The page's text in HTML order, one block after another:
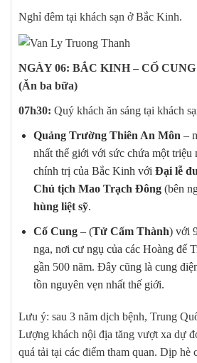
Nghỉ đêm tại khách sạn ở Bắc Kinh.
NGÀY 06: BẮC KINH – CỐ
(Ăn ba bữa)
07h30: Quý khách ăn sáng tại khách
Quảng Trường Thiên An Môn –
nhất thế giới với sức chứa một triệu
chính trị của Bắc Kinh với Đại lễ
Chủ tịch Mao Trạch Đông (bên
hùng liệt sỹ.
Cố Cung– (Tử Cấm Thành) với
nga, nơi cư ngụ của các Hoàng đế
gần 500 năm. Đây cũng là cung
tồn nguyên vẹn nhất thế giới.
Lưu ý: sau 3 năm dịch bệnh, Trung
Lượng khách nội địa tăng vượt xa dự
quá tải tại các điểm tham quan. Dịp hè